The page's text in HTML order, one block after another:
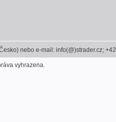
nebo e-mail: info(@)strader.cz;
vyhrazena.